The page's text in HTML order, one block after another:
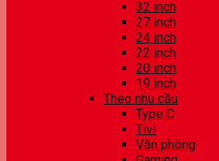
32 inch
27 inch
24 inch
22 inch
20 inch
19 inch
Theo nhu cầu
Type C
Tivi
Văn phòng